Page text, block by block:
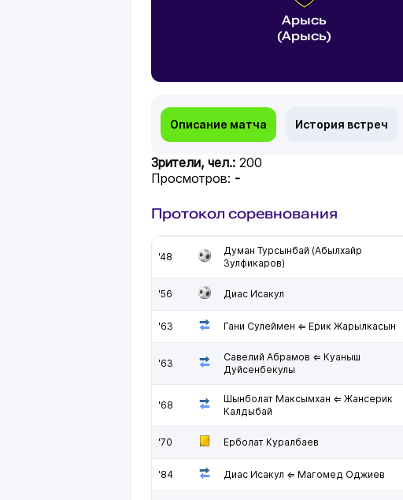
Арысь
(Арысь)
Описание матча История встреч
Зрители, чел.: 200
Просмотров: -
Протокол соревнования
'48
Думан Турсынбай (Абылхайр
Зулфикаров)
'56 Диас Исакул
'63 Гани Сулеймен ⇐ Ерик Жарылкасын
'63
Савелий Абрамов ⇐ Куаныш
Дуйсенбекулы
'68
Шынболат Максымхан ⇐ Жансерик
Калдыбай
'70 Ерболат Куралбаев
'84 Диас Исакул ⇐ Магомед Оджиев